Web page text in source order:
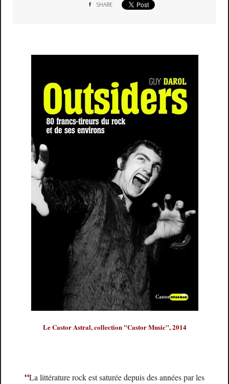
SHARE
Le Castor Astral, collection "Castor Music", 2014
“La littérature rock est saturée depuis des années par les